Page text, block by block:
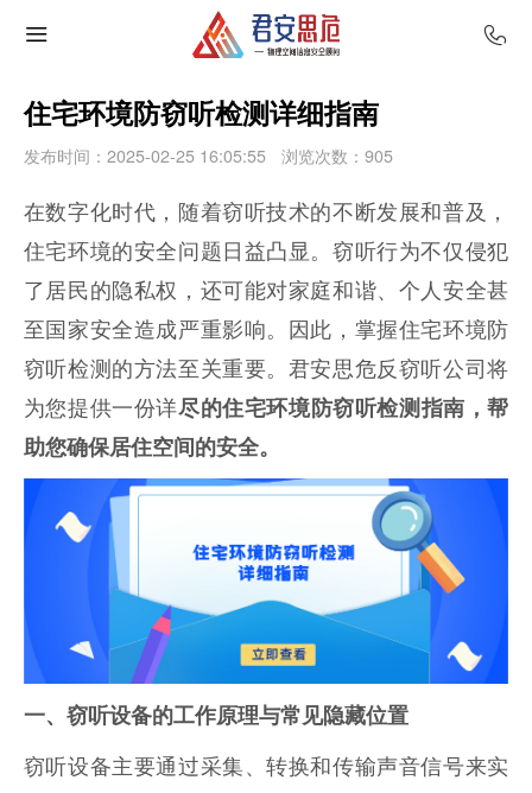
住宅环境防窃听检测详细指南
发布时间：2025-02-25 16:05:55 浏览次数：905
在数字化时代，随着窃听技术的不断发展和普及，
住宅环境的安全问题日益凸显。窃听行为不仅侵犯
了居民的隐私权，还可能对家庭和谐、个人安全甚
至国家安全造成严重影响。因此，掌握住宅环境防
窃听检测的方法至关重要。君安思危反窃听公司将
为您提供一份详尽的住宅环境防窃听检测指南，帮
助您确保居住空间的安全。
一、窃听设备的工作原理与常见隐藏位置
窃听设备主要通过采集、转换和传输声音信号来实